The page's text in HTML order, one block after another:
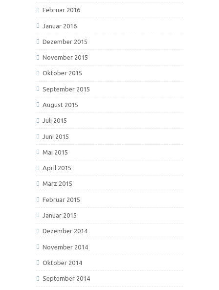
Februar 2016
Januar 2016
Dezember 2015
November 2015
Oktober 2015
September 2015
August 2015
Juli 2015
Juni 2015
Mai 2015
April 2015
März 2015
Februar 2015
Januar 2015
Dezember 2014
November 2014
Oktober 2014
September 2014